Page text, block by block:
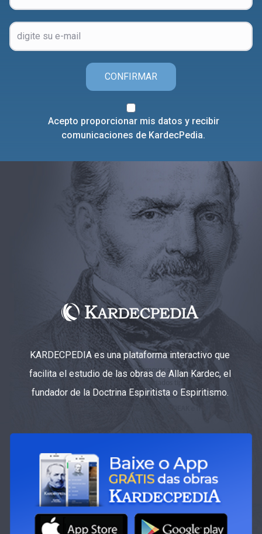
CONFIRMAR
Acepto proporcionar mis datos y recibir
comunicaciones de KardecPedia.
KARDECPEDIA es una plataforma interactivo que
facilita el estudio de las obras de Allan Kardec, el
fundador de la Doctrina Espiritista o Espiritismo.